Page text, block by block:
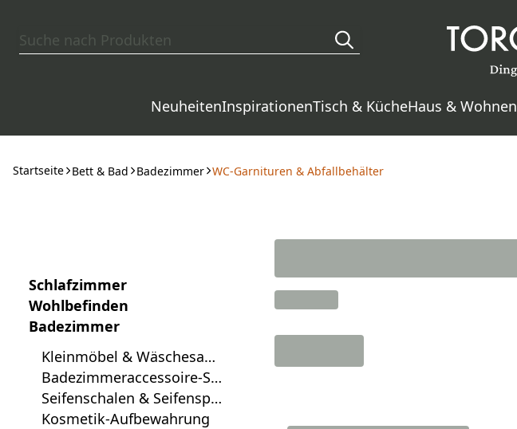
NeuheitenInspirationenTisch & KücheHaus & Wohnen
Startseite Bett & Bad Badezimmer WC-Garnituren & Abfallbehälter
Schlafzimmer
Wohlbefinden
Badezimmer
Kleinmöbel & Wäschesam
mler
Badezimmeraccessoire-Ser
ien
Seifenschalen & Seifenspe
nder
Kosmetik-Aufbewahrung